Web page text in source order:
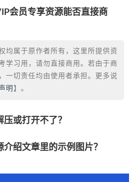
会员专享资源能否直接商
均属于原作者所有，这里所提供资
学习用，请勿直接商用。若由于商
一切责任均由使用者承担。更多说
明 】。
或打开不了？
绍文章里的示例图片？